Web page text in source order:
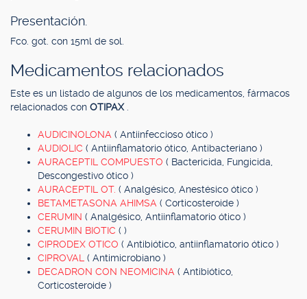
Presentación.
Fco. got. con 15ml de sol.
Medicamentos relacionados
Este es un listado de algunos de los medicamentos, fármacos
relacionados con OTIPAX
AUDICINOLONA ( Antiinfeccioso ótico )
AUDIOLIC ( Antiinflamatorio ótico, Antibacteriano )
AURACEPTIL COMPUESTO ( Bactericida, Fungicida,
Descongestivo ótico )
AURACEPTIL OT. ( Analgésico, Anestésico ótico )
BETAMETASONA AHIMSA ( Corticosteroide )
CERUMIN ( Analgésico, Antiinflamatorio ótico )
CERUMIN BIOTIC ( )
CIPRODEX OTICO ( Antibiótico, antiinflamatorio ótico )
CIPROVAL ( Antimicrobiano )
DECADRON CON NEOMICINA ( Antibiótico,
Corticosteroide )